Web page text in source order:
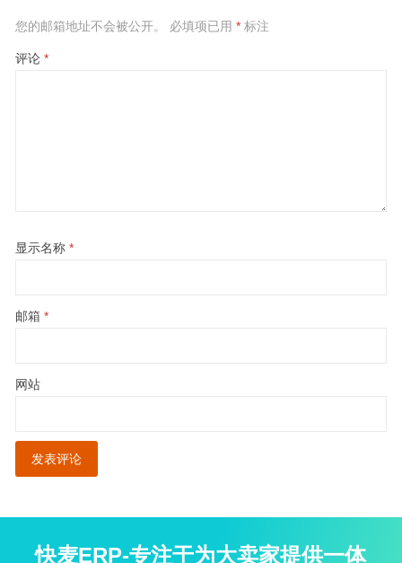
您的邮箱地址不会被公开。 必填项已用 *标注
评论 *
显示名称 *
邮箱 *
网站
快麦ERP-专注于为大卖家提供一体